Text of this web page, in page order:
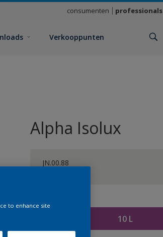
consumenten professionals
Verkooppunten
Alpha Isolux
JN.00.88
Grootte
10 L
to enhance site